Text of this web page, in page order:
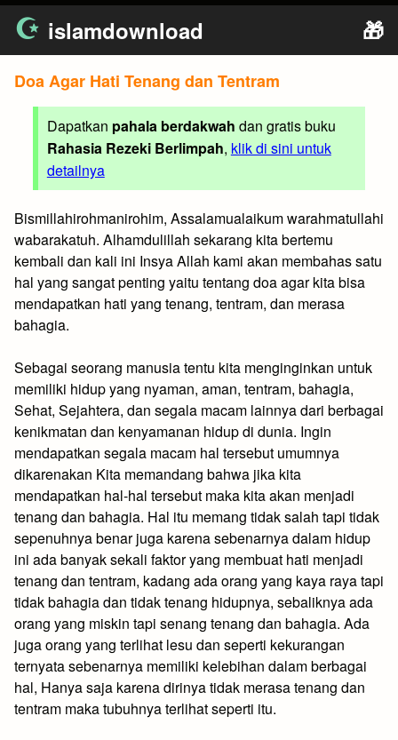
Skip
content
islamdownload 🎁
Doa Agar Hati Tenang dan Tentram
Dapatkan pahala berdakwah dan gratis buku
Rahasia Rezeki Berlimpah, klik di sini untuk
detailnya
Bismillahirohmanirohim, Assalamualaikum warahmatullahi
wabarakatuh. Alhamdulillah sekarang kita bertemu
kembali dan kali ini Insya Allah kami akan membahas satu
hal yang sangat penting yaitu tentang doa agar kita bisa
mendapatkan hati yang tenang, tentram, dan merasa
bahagia.
Sebagai seorang manusia tentu kita menginginkan untuk
memiliki hidup yang nyaman, aman, tentram, bahagia,
Sehat, Sejahtera, dan segala macam lainnya dari berbagai
kenikmatan dan kenyamanan hidup di dunia. Ingin
mendapatkan segala macam hal tersebut umumnya
dikarenakan Kita memandang bahwa jika kita
mendapatkan hal-hal tersebut maka kita akan menjadi
tenang dan bahagia. Hal itu memang tidak salah tapi tidak
sepenuhnya benar juga karena sebenarnya dalam hidup
ini ada banyak sekali faktor yang membuat hati menjadi
tenang dan tentram, kadang ada orang yang kaya raya tapi
tidak bahagia dan tidak tenang hidupnya, sebaliknya ada
orang yang miskin tapi senang tenang dan bahagia. Ada
juga orang yang terlihat lesu dan seperti kekurangan
ternyata sebenarnya memiliki kelebihan dalam berbagai
hal, Hanya saja karena dirinya tidak merasa tenang dan
tentram maka tubuhnya terlihat seperti itu.